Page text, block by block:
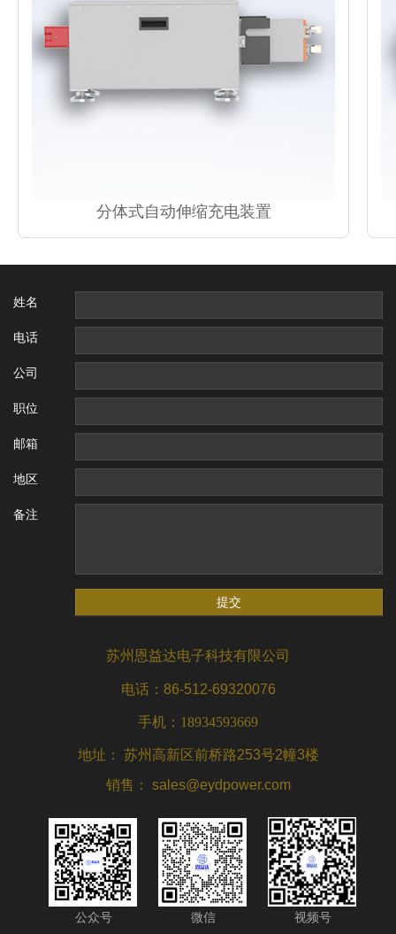
分体式自动伸缩充电装置
姓名
电话
公司
职位
邮箱
地区
备注
苏州恩益达电子科技有限公司
电话：86-512-69320076
手机：18934593669
地址： 苏州高新区前桥路253号2幢3楼
销售： sales@eydpower.com
公众号 微信 视频号